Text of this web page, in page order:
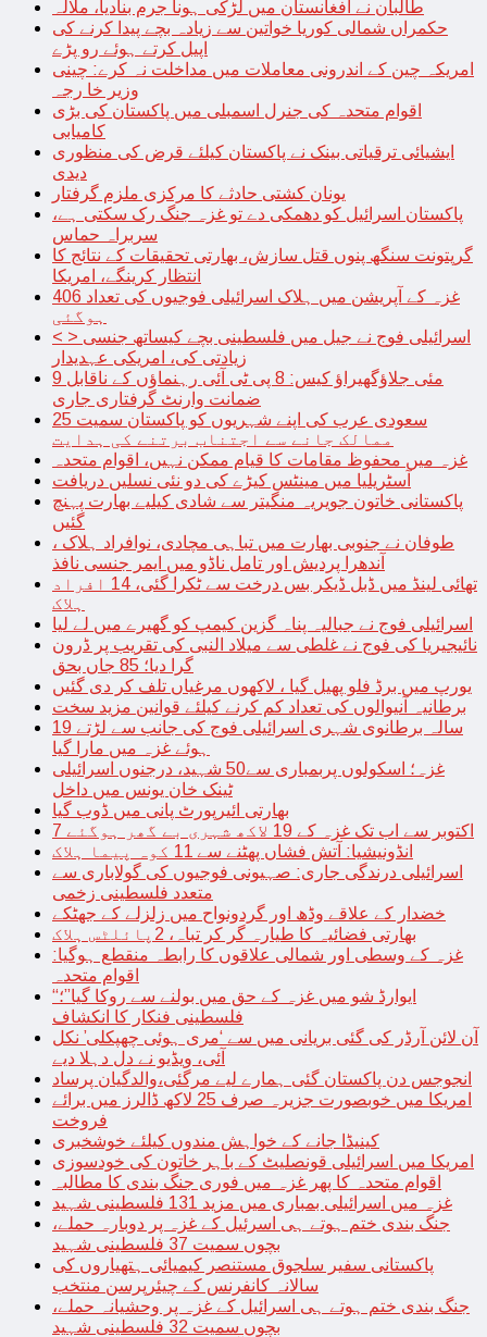
طالبان نے افغانستان میں لڑکی ہونا جرم بنادیا، ملالہ
حکمراں شمالی کوریا خواتین سے زیادہ بچے پیدا کرنے کی
اپیل کرتے ہوئے رو پڑے
امریکہ چین کے اندرونی معاملات میں مداخلت نہ کرے: چینی
وزیر خا رجہ
اقوام متحدہ کی جنرل اسمبلی میں پاکستان کی بڑی
کامیابی
ایشیائی ترقیاتی بینک نے پاکستان کیلئے قرض کی منظوری
دیدی
یونان کشتی حادثے کا مرکزی ملزم گرفتار
پاکستان اسرائیل کو دھمکی دے تو غزہ جنگ رک سکتی ہے،
سربراہ حماس
گرپتونت سنگھ پنوں قتل سازش، بھارتی تحقیقات کے نتائج کا
انتظار کرینگے، امریکا
غزہ کے آپریشن میں ہلاک اسرائیلی فوجیوں کی تعداد 406
ہوگئی
< > اسرائیلی فوج نے جیل میں فلسطینی بچے کیساتھ جنسی
زیادتی کی، امریکی عہدیدار
9 مئی جلاؤگھیراؤ کیس: 8 پی ٹی آئی رہنماؤں کے ناقابل
ضمانت وارنٹ گرفتاری جاری
سعودی عرب کی اپنے شہریوں کو پاکستان سمیت 25
ممالک جانے سے اجتناب برتنے کی ہدایت
غزہ میں محفوظ مقامات کا قیام ممکن نہیں، اقوام متحدہ
آسٹریلیا میں مینٹس کیڑے کی دو نئی نسلیں دریافت
پاکستانی خاتون جویریہ منگیتر سے شادی کیلیے بھارت پہنچ
گئیں
طوفان نے جنوبی بھارت میں تباہی مچادی، نوافراد ہلاک ،
آندھرا پردیش اور تامل ناڈو میں ایمر جنسی نافذ
تھائی لینڈ میں ڈبل ڈیکر بس درخت سے ٹکرا گئی، 14 افراد
ہلاک
اسرائیلی فوج نے جبالیہ پناہ گزین کیمپ کو گھیرے میں لے لیا
نائیجیریا کی فوج نے غلطی سے میلاد النبی کی تقریب پر ڈرون
گرا دیا؛ 85 جاں بحق
یورپ میں برڈ فلو پھیل گیا ، لاکھوں مرغیاں تلف کر دی گئیں
برطانیہ آنیوالوں کی تعداد کم کرنے کیلئے قوانین مزید سخت
19 سالہ برطانوی شہری اسرائیلی فوج کی جانب سے لڑتے
ہوئے غزہ میں مارا گیا
غزہ؛ اسکولوں پربمباری سے50 شہید، درجنوں اسرائیلی
ٹینک خان یونس میں داخل
بھارتی ائیرپورٹ پانی میں ڈوب گیا
7 اکتوبر سے اب تک غزہ کے 19 لاکھ شہری بے گھر ہوگئے
انڈونیشیا: آتش فشاں پھٹنے سے 11 کوہ پیما ہلاک
اسرائیلی درندگی جاری: صہیونی فوجیوں کی گولاباری سے
متعدد فلسطینی زخمی
خضدار کے علاقے وڈھ اور گردونواح میں زلزلے کے جھٹکے
بھارتی فضائیہ کا طیارہ گر کر تباہ، 2پائلٹس ہلاک
غزہ کے وسطی اور شمالی علاقوں کا رابطہ منقطع ہوگیا:
اقوام متحدہ
“ایوارڈ شو میں غزہ کے حق میں بولنے سے روکا گیا”؛
فلسطینی فنکار کا انکشاف
آن لائن آرڈر کی گئی بریانی میں سے ‘مری ہوئی چھپکلی’ نکل
آئی، ویڈیو نے دل دہلا دیے
انجوجس دن پاکستان گئی ہمارے لیے مرگئی،والدگیان پرساد
امریکا میں خوبصورت جزیرہ صرف 25 لاکھ ڈالرز میں برائے
فروخت
کینیڈا جانے کے خواہش مندوں کیلئے خوشخبری
امریکا میں اسرائیلی قونصلیٹ کے باہر خاتون کی خودسوزی
اقوام متحدہ کا پھر غزہ میں فوری جنگ بندی کا مطالبہ
غزہ میں اسرائیلی بمباری میں مزید 131 فلسطینی شہید
جنگ بندی ختم ہوتے ہی اسرئیل کے غزہ پر دوبارہ حملے،
بچوں سمیت 37 فلسطینی شہید
پاکستانی سفیر سلجوق مستنصر کیمیائی ہتھیاروں کی
سالانہ کانفرنس کے چیئرپرسن منتخب
جنگ بندی ختم ہوتے ہی اسرائیل کے غزہ پر وحشیانہ حملے،
بچوں سمیت 32 فلسطینی شہید